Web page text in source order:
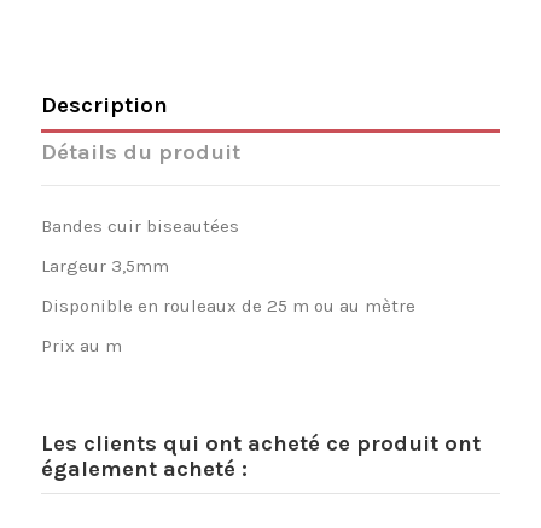
Description
Détails du produit
Bandes cuir biseautées
Largeur 3,5mm
Disponible en rouleaux de 25 m ou au mètre
Prix au m
Les clients qui ont acheté ce produit ont
également acheté :